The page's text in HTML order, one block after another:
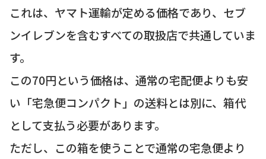
これは、ヤマト運輸が定める価格であり、セブ
ンイレブンを含むすべての取扱店で共通していま
す。
この70円という価格は、通常の宅配便よりも安
い「宅急便コンパクト」の送料とは別に、箱代
として支払う必要があります。
ただし、この箱を使うことで通常の宅急便より